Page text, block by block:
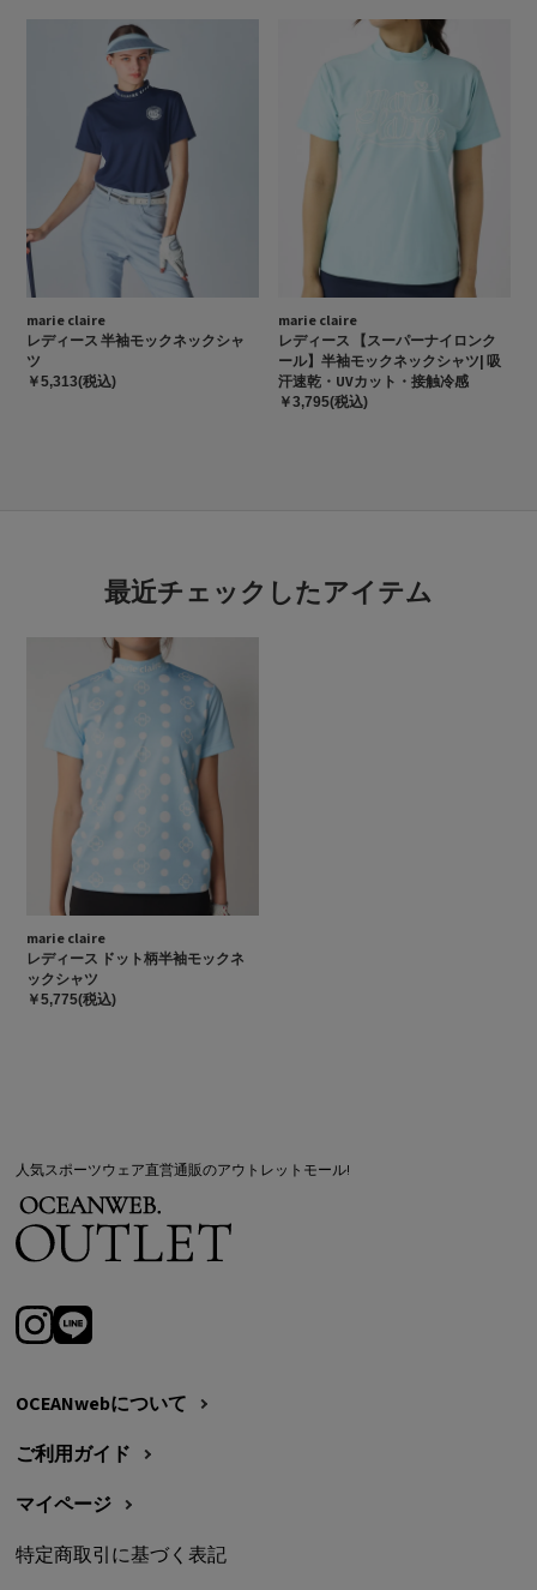
marie claire
レディース 半袖モックネックシャ
ツ
￥5,313(税込)
marie claire
レディース 【スーパーナイロンク
ール】半袖モックネックシャツ| 吸
汗速乾・UVカット・接触冷感
￥3,795(税込)
最近チェックしたアイテム
marie claire
レディース ドット柄半袖モックネ
ックシャツ
￥5,775(税込)
人気スポーツウェア直営通販のアウトレットモール!
OCEANwebについて
ご利用ガイド
マイページ
特定商取引に基づく表記